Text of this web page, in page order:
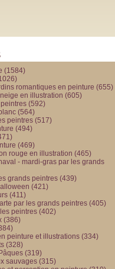
(1584)
romantiques en peinture (655)
en illustration (605)
(592)
(564)
peintres (517)
(494)
(469)
rouge en illustration (465)
- mardi-gras par les grands
grands peintres (439)
(421)
(411)
par les grands peintres (405)
peintres (402)
(386)
peinture et illustrations (334)
(328)
(319)
sauvages (315)